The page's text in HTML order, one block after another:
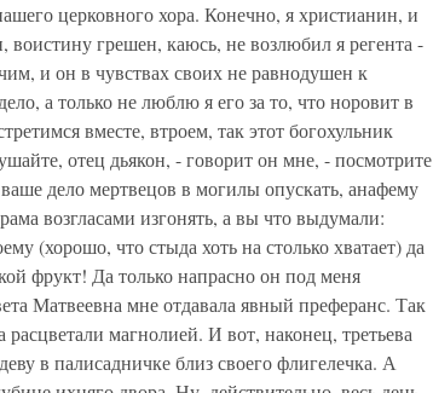
церковного хора. Конечно, я христианин, и
воистину грешен, каюсь, не возлюбил я регента -
и он в чувствах своих не равнодушен к
а только не люблю я его за то, что норовит в
вместе, втроем, так этот богохульник
отец дьякон, - говорит он мне, - посмотрите
дело мертвецов в могилы опускать, анафему
возгласами изгонять, а вы что выдумали:
(хорошо, что стыда хоть на столько хватает) да
фрукт! Да только напрасно он под меня
Матвеевна мне отдавала явный преферанс. Так
магнолией. И вот, наконец, третьева
в палисадничке близ своего флигелечка. А